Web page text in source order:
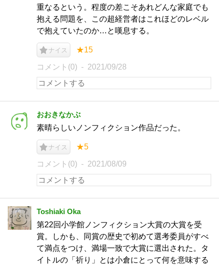
重なるという。程度の差こそあれどんな家庭でも
抱える問題を、この超経営者はこれほどのレベル
で抱えていたのか…と嘆息する。
ナイス ★15
コメント(0) 2021/09/28
おおきなかぶ
素晴らしいノンフィクション作品だった。
ナイス ★5
コメント(0) 2021/08/09
Toshiaki Oka
第22回小学館ノンフィクション大賞の大賞を受
賞。しかも、同賞の歴史で初めて選考委員がすべ
て満点をつけ、満場一致で大賞に選出された。タ
イトルの「祈り」とは小倉にとって何を意味する